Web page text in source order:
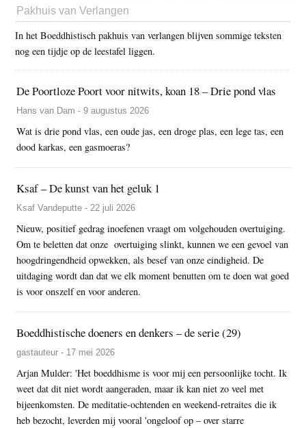
Pakhuis van Verlangen
In het Boeddhistisch pakhuis van verlangen blijven sommige teksten
nog een tijdje op de leestafel liggen.
De Poortloze Poort voor nitwits, koan 18 – Drie pond vlas
Hans van Dam - 9 augustus 2026
Wat is drie pond vlas, een oude jas, een droge plas, een lege tas, een
dood karkas, een gasmoeras?
Ksaf – De kunst van het geluk 1
Ksaf Vandeputte - 22 juli 2026
Nieuw, positief gedrag inoefenen vraagt om volgehouden overtuiging.
Om te beletten dat onze overtuiging slinkt, kunnen we een gevoel van
hoogdringendheid opwekken, als besef van onze eindigheid. De
uitdaging wordt dan dat we elk moment benutten om te doen wat goed
is voor onszelf en voor anderen.
Boeddhistische doeners en denkers – de serie (29)
gastauteur - 17 mei 2026
Arjan Mulder: 'Het boeddhisme is voor mij een persoonlijke tocht. Ik
weet dat dit niet wordt aangeraden, maar ik kan niet zo veel met
bijeenkomsten. De meditatie-ochtenden en weekend-retraites die ik
heb bezocht, leverden mij vooral 'ongeloof op – over starre